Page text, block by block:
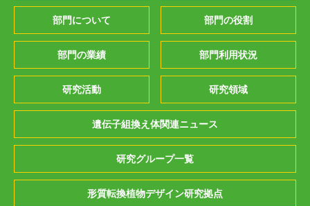
部門について 部門の役割
部門の業績 部門利用状況
研究活動 研究領域
遺伝子組換え体関連ニュース
研究グループ一覧
形質転換植物デザイン研究拠点